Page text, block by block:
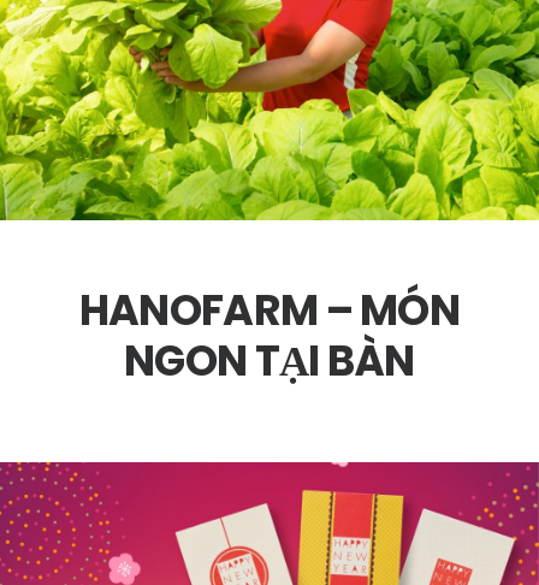
HANOFARM – MÓN
NGON TẠI BÀN